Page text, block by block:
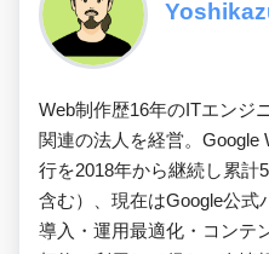
Web制作歴16年のITエンジ
関連の法人を経営。Google
行を2018年から継続し累計
含む）、現在はGoogle公式
導入・運用最適化・コンテ